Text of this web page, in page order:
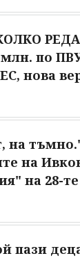
млн. по
нова
на
на
на 28-
пази